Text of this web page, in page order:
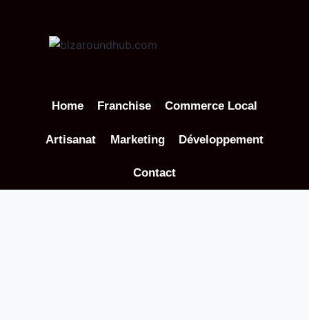
Home Franchise Commerce Local
Artisanat Marketing Développement
Contact